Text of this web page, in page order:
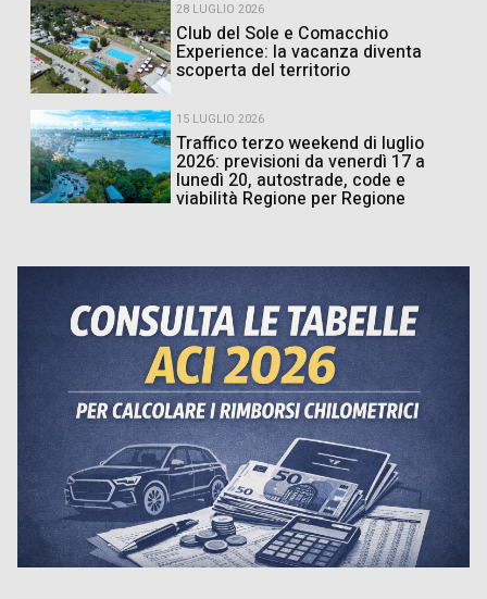
28 LUGLIO 2026
Club del Sole e Comacchio
Experience: la vacanza diventa
scoperta del territorio
15 LUGLIO 2026
Traffico terzo weekend di luglio
2026: previsioni da venerdì 17 a
lunedì 20, autostrade, code e
viabilità Regione per Regione